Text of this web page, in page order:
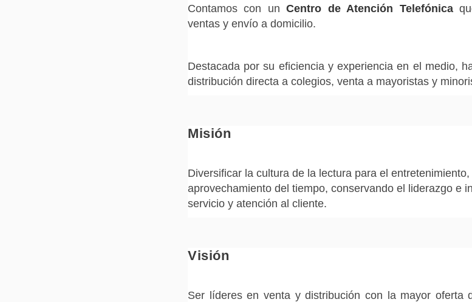
Contamos con un Centro de Atención Telefónica
ventas y envío a domicilio.
Destacada por su eficiencia y experiencia en el medio,
distribución directa a colegios, venta a mayoristas
Misión
Diversificar la cultura de la lectura para el
aprovechamiento del tiempo, conservando el liderazgo e
servicio y atención al cliente.
Visión
Ser líderes en venta y distribución con la mayor oferta